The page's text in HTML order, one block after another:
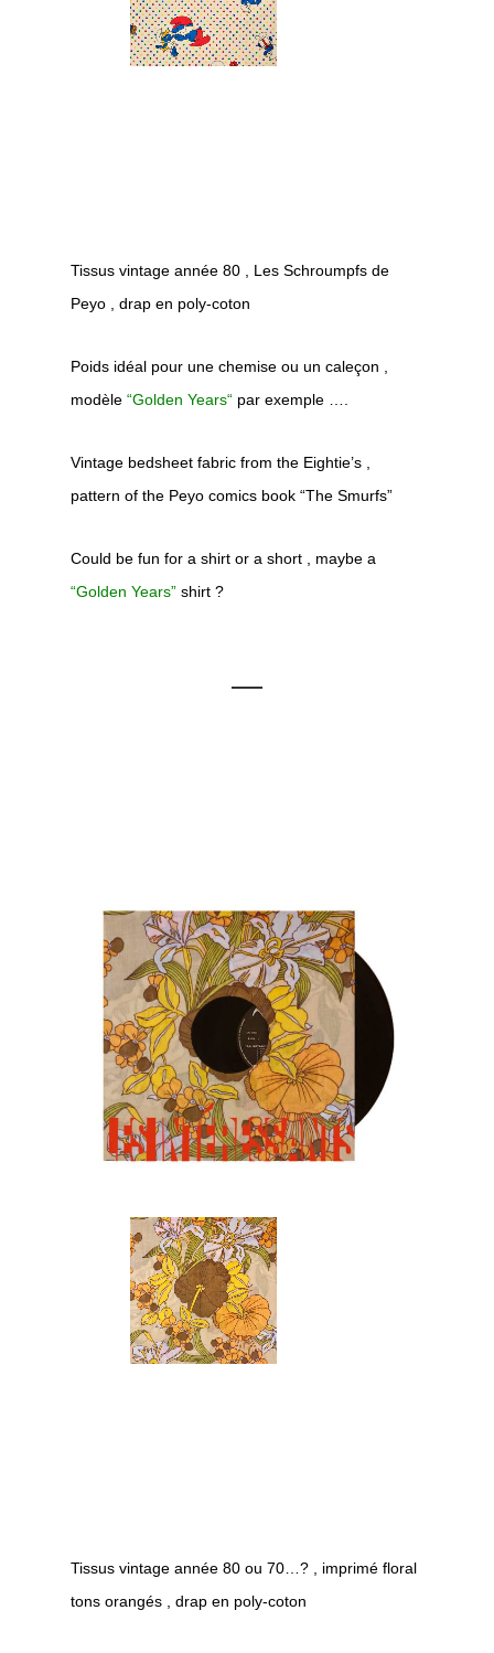
Tissus vintage année 80 , Les Schroumpfs de
Peyo , drap en poly-coton
Poids idéal pour une chemise ou un caleçon ,
modèle“Golden Years“ par exemple ….
Vintage bedsheet fabric from the Eightie’s ,
pattern of the Peyo comics book “The Smurfs”
Could be fun for a shirt or a short , maybe a
“Golden Years” shirt ?
Tissus vintage année 80 ou 70…? , imprimé floral
tons orangés , drap en poly-coton